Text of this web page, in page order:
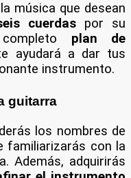
música que desean
cuerdas por su
plan de
ayudará a dar tus
instrumento.
guitarra
los nombres de
familiarizarás con la
Además, adquirirás